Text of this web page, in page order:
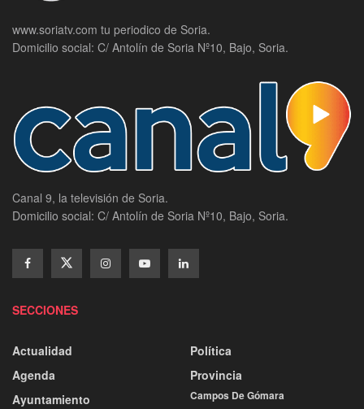
www.soriatv.com tu periodico de Soria.
Domicilio social: C/ Antolín de Soria Nº10, Bajo, Soria.
Canal 9, la televisión de Soria.
Domicilio social: C/ Antolín de Soria Nº10, Bajo, Soria.
SECCIONES
Actualidad
Agenda
Ayuntamiento
Política
Provincia
Campos De Gómara